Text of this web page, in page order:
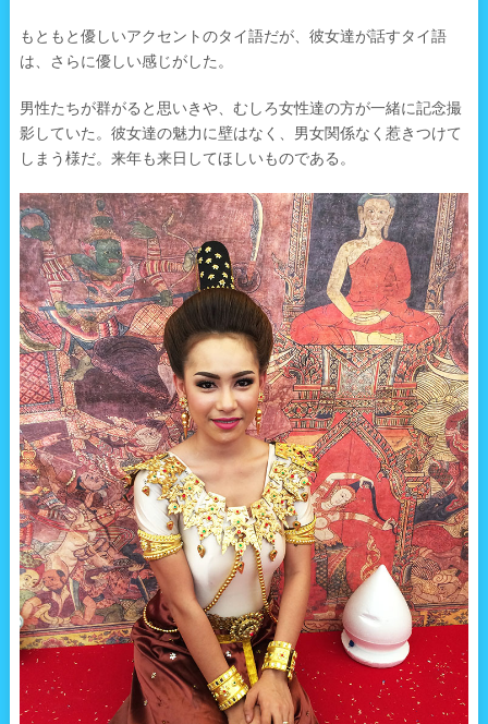
もともと優しいアクセントのタイ語だが、彼女達が話すタイ語
は、さらに優しい感じがした。
男性たちが群がると思いきや、むしろ女性達の方が一緒に記念撮
影していた。彼女達の魅力に壁はなく、男女関係なく惹きつけて
しまう様だ。来年も来日してほしいものである。